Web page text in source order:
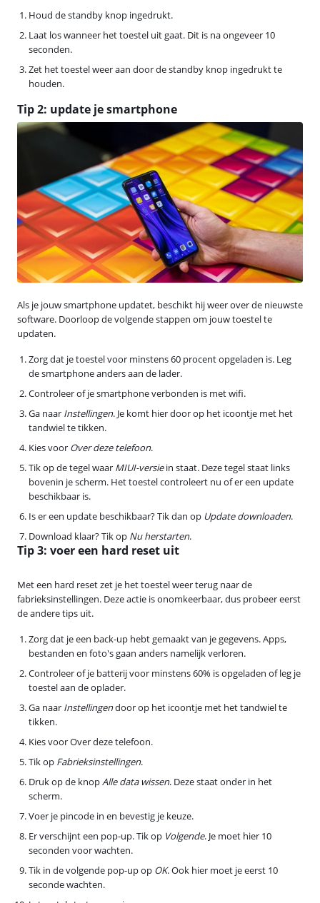
Houd de standby knop ingedrukt.
Laat los wanneer het toestel uit gaat. Dit is na ongeveer 10
seconden.
Zet het toestel weer aan door de standby knop ingedrukt te
houden.
Tip 2: update je smartphone
Als je jouw smartphone updatet, beschikt hij weer over de nieuwste
software. Doorloop de volgende stappen om jouw toestel te
updaten.
Zorg dat je toestel voor minstens 60 procent opgeladen is. Leg
de smartphone anders aan de lader.
Controleer of je smartphone verbonden is met wifi.
Ga naar Instellingen. Je komt hier door op het icoontje met het
tandwiel te tikken.
Kies voor Over deze telefoon.
Tik op de tegel waar MIUI-versiein staat. Deze tegel staat links
bovenin je scherm. Het toestel controleert nu of er een update
beschikbaar is.
Is er een update beschikbaar? Tik dan op Update downloaden.
Download klaar? Tik op Nu herstarten.
Tip 3: voer een hard reset uit
Met een hard reset zet je het toestel weer terug naar de
fabrieksinstellingen. Deze actie is onomkeerbaar, dus probeer eerst
de andere tips uit.
Zorg dat je een back-up hebt gemaakt van je gegevens. Apps,
bestanden en foto's gaan anders namelijk verloren.
Controleer of je batterij voor minstens 60% is opgeladen of leg je
toestel aan de oplader.
Ga naar Instellingendoor op het icoontje met het tandwiel te
tikken.
Kies voor Over deze telefoon.
Tik op Fabrieksinstellingen.
Druk op de knopAlle data wissen. Deze staat onder in het
scherm.
Voer je pincode in en bevestig je keuze.
Er verschijnt een pop-up. Tik op Volgende. Je moet hier 10
seconden voor wachten.
Tik in de volgende pop-up op OK. Ook hier moet je eerst 10
seconde wachten.